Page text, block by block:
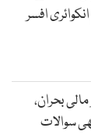
افسر
بحران،
سوالات